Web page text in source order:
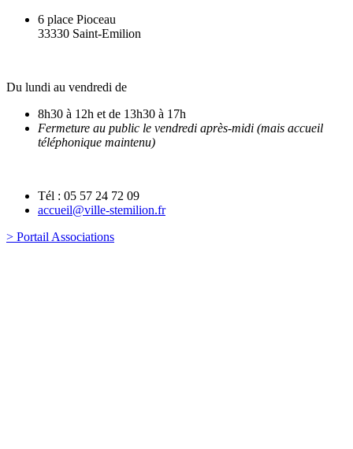
6 place Pioceau
33330 Saint-Emilion
Du lundi au vendredi de
8h30 à 12h et de 13h30 à 17h
Fermeture au public le vendredi après-midi (mais accueil
téléphonique maintenu)
Tél : 05 57 24 72 09
accueil@ville-stemilion.fr
> Portail Associations